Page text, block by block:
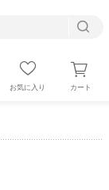
お気に入り カート